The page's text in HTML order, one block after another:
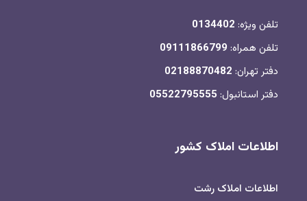
تلفن ویژه: 0134402
تلفن همراه: 09111866799
دفتر تهران: 02188870482
دفتر استانبول: 05522795555
اطلاعات املاک کشور
اطلاعات املاک رشت